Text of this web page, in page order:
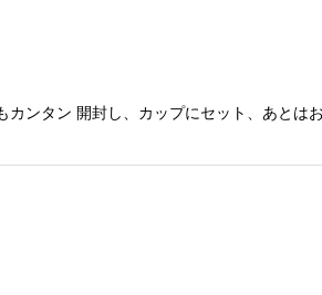
ンタン 開封し、カップにセット、あとは